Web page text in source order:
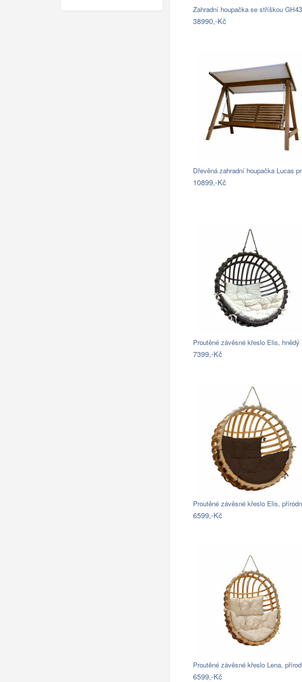
Zahradní houpačka se stříškou
38990,-Kč
Dřevěná zahradní houpačka Lucas
10899,-Kč
7399,-Kč
Proutěné závěsné křeslo Elis,
6599,-Kč
Proutěné závěsné křeslo Lena,
6599,-Kč